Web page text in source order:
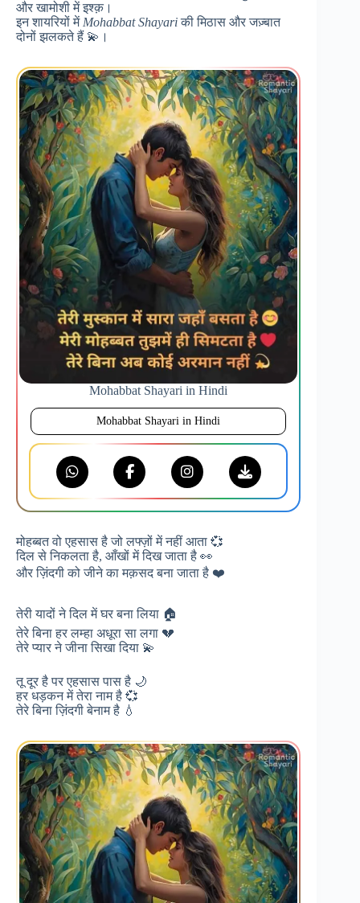
और खामोशी में इश्क़।
इन शायरियों में Mohabbat Shayariकी मिठास और जज़्बात
दोनों झलकते हैं 💫।
Mohabbat Shayari in Hindi
Mohabbat Shayari in Hindi
मोहब्बत वो एहसास है जो लफ्ज़ों में नहीं आता 💞
दिल से निकलता है, आँखों में दिख जाता है 👀
और ज़िंदगी को जीने का मक़सद बना जाता है ❤️
तेरी यादों ने दिल में घर बना लिया 🏠
तेरे बिना हर लम्हा अधूरा सा लगा 💔
तेरे प्यार ने जीना सिखा दिया 💫
तू दूर है पर एहसास पास है 🌙
हर धड़कन में तेरा नाम है 💞
तेरे बिना ज़िंदगी बेनाम है 💧